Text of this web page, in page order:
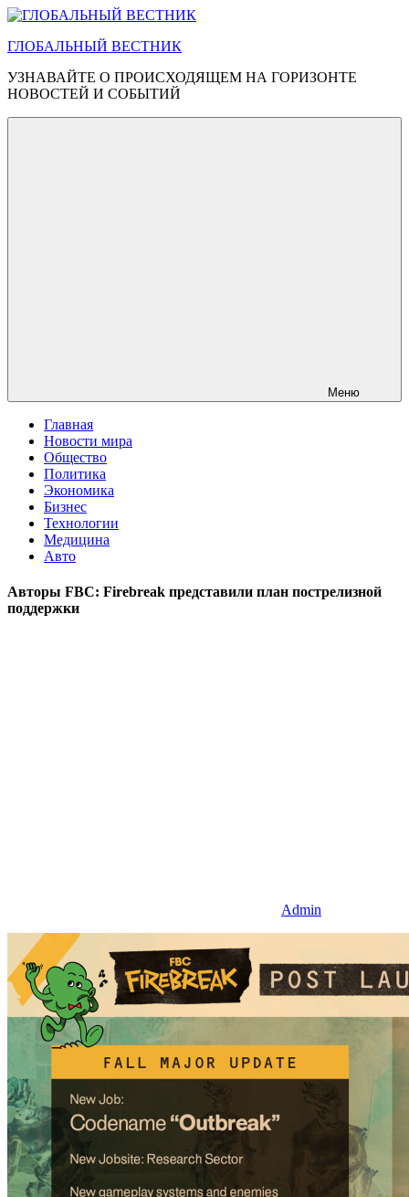
Перейти
содержимому
ГЛОБАЛЬНЫЙ ВЕСТНИК
УЗНАВАЙТЕ О ПРОИСХОДЯЩЕМ НА ГОРИЗОНТЕ
НОВОСТЕЙ И СОБЫТИЙ
Меню
Главная
Новости мира
Общество
Политика
Экономика
Бизнес
Технологии
Медицина
Авто
Авторы FBC: Firebreak представили план пострелизной
поддержки
Admin